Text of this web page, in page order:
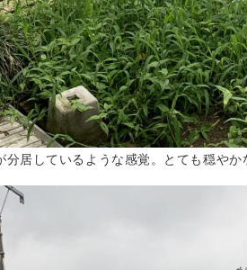
分居しているような感覚。とても穏や